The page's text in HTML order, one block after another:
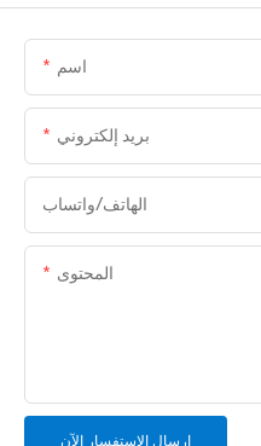
اسم
بريد إلكتروني
الهاتف/واتساب
المحتوى
إرسال الاستفسار الآن